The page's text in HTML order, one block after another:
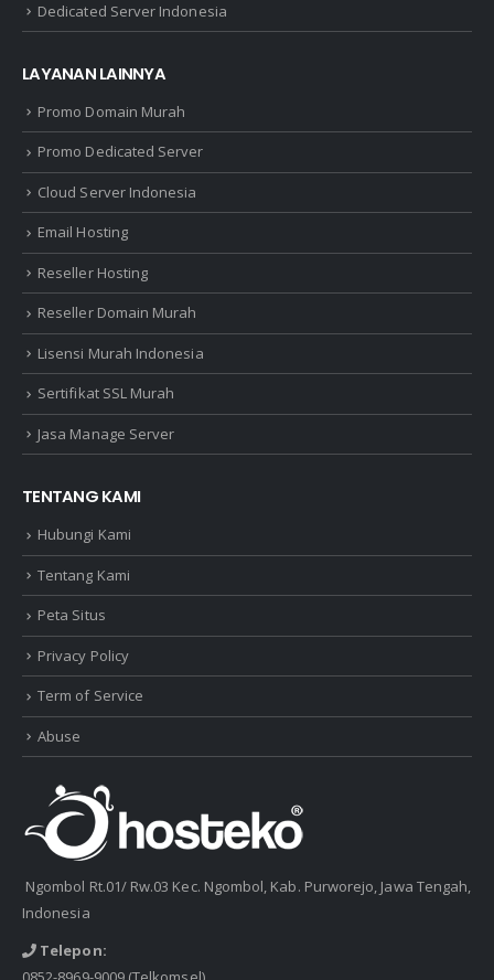
Dedicated Server Indonesia
LAYANAN LAINNYA
Promo Domain Murah
Promo Dedicated Server
Cloud Server Indonesia
Email Hosting
Reseller Hosting
Reseller Domain Murah
Lisensi Murah Indonesia
Sertifikat SSL Murah
Jasa Manage Server
TENTANG KAMI
Hubungi Kami
Tentang Kami
Peta Situs
Privacy Policy
Term of Service
Abuse
Ngombol Rt.01/ Rw.03 Kec. Ngombol, Kab. Purworejo, Jawa Tengah,
Indonesia
Telepon: